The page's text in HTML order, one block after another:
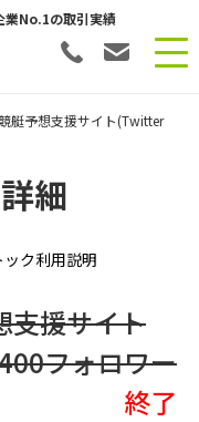
業No.1の取引実績
艇予想支援サイト(Twitter
細
ク利用説明
支援サイト
フォロワー
終了